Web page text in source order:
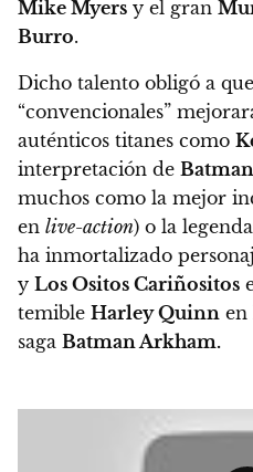
Mike Myers y el gran
Burro.
Dicho talento obligó a
“convencionales”
auténticos titanes como
interpretación de Batman
muchos como la mejor
en live-action) o la
ha inmortalizado
y Los Ositos Cariñositos
temible Harley Quinn en
saga Batman Arkham.